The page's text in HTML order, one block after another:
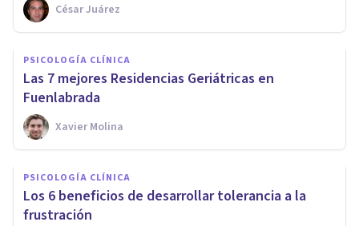
César Juárez
PSICOLOGÍA CLÍNICA
Las 7 mejores Residencias Geriátricas en
Fuenlabrada
Xavier Molina
PSICOLOGÍA CLÍNICA
Los 6 beneficios de desarrollar tolerancia a la
frustración